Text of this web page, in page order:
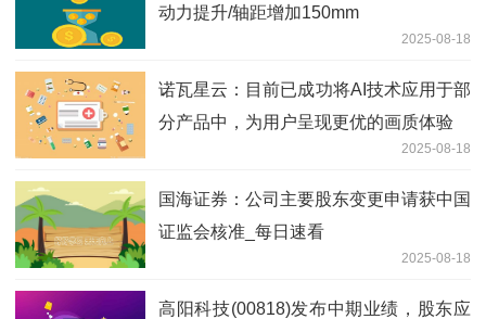
动力提升/轴距增加150mm
2025-08-18
诺瓦星云：目前已成功将AI技术应用于部
分产品中，为用户呈现更优的画质体验
2025-08-18
国海证券：公司主要股东变更申请获中国
证监会核准_每日速看
2025-08-18
高阳科技(00818)发布中期业绩，股东应